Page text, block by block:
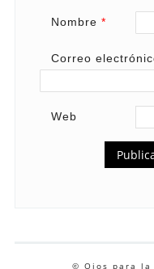
Nombre *
Correo
Web
© Ojos para la